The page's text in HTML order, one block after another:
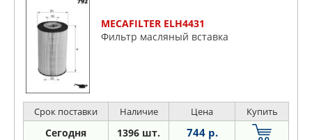
MECAFILTER ELH4431
Фильтр масляный вставка
Срок поставки Наличие Цена Купить
Сегодня 1396 шт. 744 р.